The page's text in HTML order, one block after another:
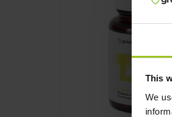
This
We